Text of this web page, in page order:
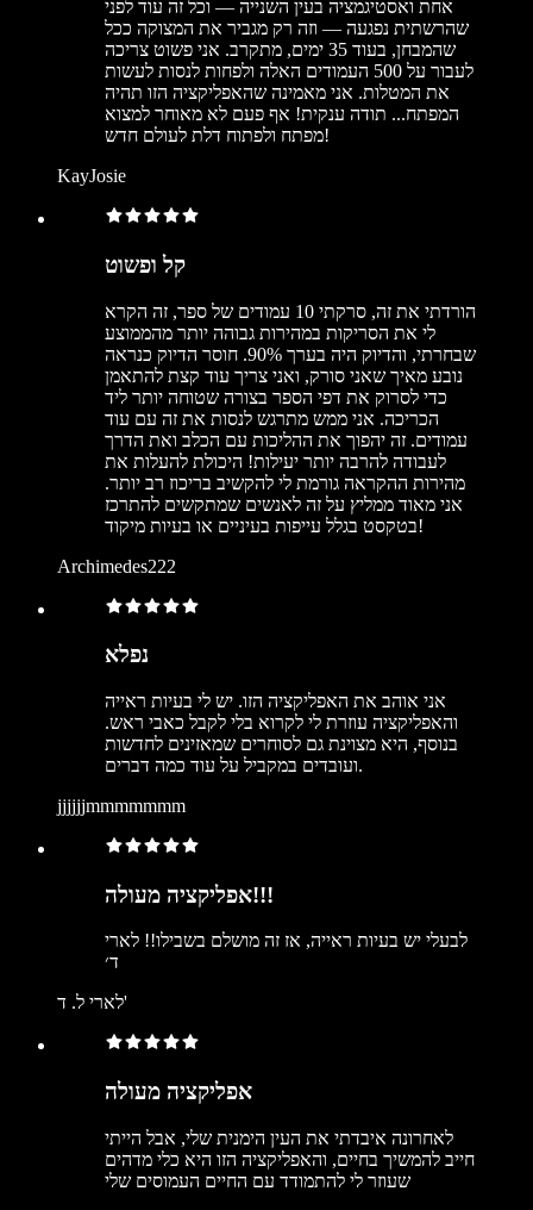
אחת ואסטיגמציה בעין השנייה — וכל זה עוד לפני
שהרשתית נפגעה — וזה רק מגביר את המצוקה ככל
שהמבחן, בעוד 35 ימים, מתקרב. אני פשוט צריכה
לעבור על 500 העמודים האלה ולפחות לנסות לעשות
את המטלות. אני מאמינה שהאפליקציה הזו תהיה
המפתח... תודה ענקית! אף פעם לא מאוחר למצוא
מפתח ולפתוח דלת לעולם חדש!
KayJosie
קל ופשוט
הורדתי את זה, סרקתי 10 עמודים של ספר, זה הקרא
לי את הסריקות במהירות גבוהה יותר מהממוצע
שבחרתי, והדיוק היה בערך 90%. חוסר הדיוק כנראה
נובע מאיך שאני סורק, ואני צריך עוד קצת להתאמן
כדי לסרוק את דפי הספר בצורה שטוחה יותר ליד
הכריכה. אני ממש מתרגש לנסות את זה עם עוד
עמודים. זה יהפוך את ההליכות עם הכלב ואת הדרך
לעבודה להרבה יותר יעילות! היכולת להעלות את
מהירות ההקראה גורמת לי להקשיב בריכוז רב יותר.
אני מאוד ממליץ על זה לאנשים שמתקשים להתרכז
בטקסט בגלל עייפות בעיניים או בעיות מיקוד!
Archimedes222
נפלא
אני אוהב את האפליקציה הזו. יש לי בעיות ראייה
והאפליקציה עוזרת לי לקרוא בלי לקבל כאבי ראש.
בנוסף, היא מצוינת גם לסוחרים שמאזינים לחדשות
ועובדים במקביל על עוד כמה דברים.
jjjjjjmmmmmmm
אפליקציה מעולה!!!
לבעלי יש בעיות ראייה, אז זה מושלם בשבילו!! לארי
ד׳
לארי ל. ד'
אפליקציה מעולה
לאחרונה איבדתי את העין הימנית שלי, אבל הייתי
חייב להמשיך בחיים, והאפליקציה הזו היא כלי מדהים
שעוזר לי להתמודד עם החיים העמוסים שלי